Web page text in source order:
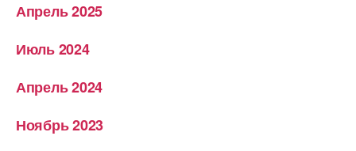
Апрель 2025
Июль 2024
Апрель 2024
Ноябрь 2023